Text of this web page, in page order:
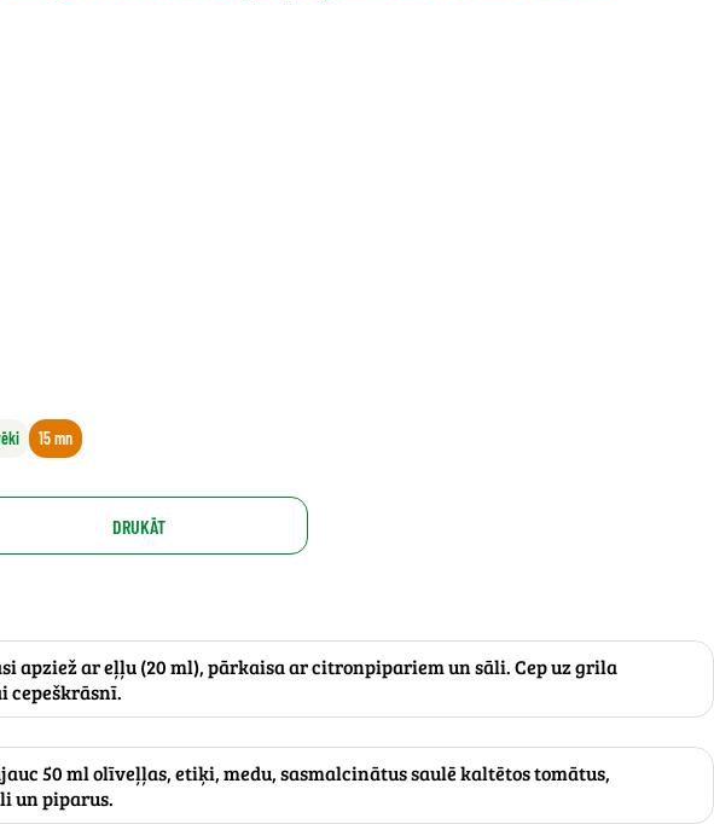
15 mn
DRUKĀT
apziež ar eļļu (20 ml), pārkaisa ar citronpipariem un sāli. Cep uz grila
cepeškrāsnī.
50 ml olīveļļas, etiķi, medu, sasmalcinātus saulē kaltētos tomātus,
un piparus.